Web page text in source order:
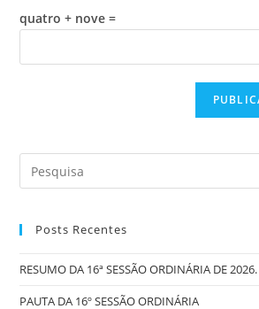
quatro + nove =
Posts Recentes
RESUMO DA 16ª SESSÃO ORDINÁRIA DE 2026.
PAUTA DA 16º SESSÃO ORDINÁRIA